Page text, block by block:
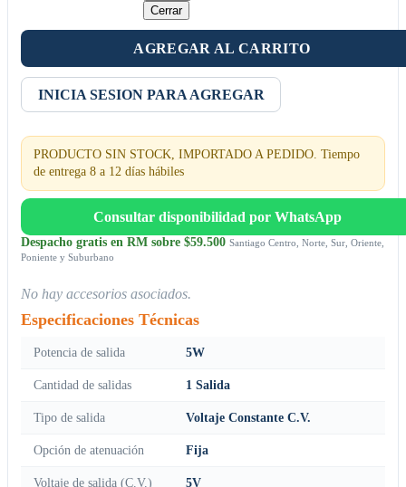
Cerrar
AGREGAR AL CARRITO
INICIA SESION PARA AGREGAR
PRODUCTO SIN STOCK, IMPORTADO A PEDIDO. Tiempo
de entrega 8 a 12 días hábiles
Consultar disponibilidad por WhatsApp
Despacho gratis en RM sobre $59.500 Santiago Centro, Norte, Sur, Oriente,
Poniente y Suburbano
No hay accesorios asociados.
Especificaciones Técnicas
Potencia de salida 5W
Cantidad de salidas 1 Salida
Tipo de salida Voltaje Constante C.V.
Opción de atenuación Fija
Voltaje de salida (C.V.) 5V